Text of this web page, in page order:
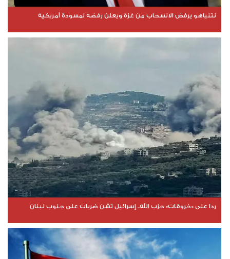
نتنياهو يرفض الانسحاب من غزة ويعلن رفضه لمسودة أمريكية
ردا على «خروقات» حزب الله.. إسرائيل تشن ضربات على جنوب لبنان